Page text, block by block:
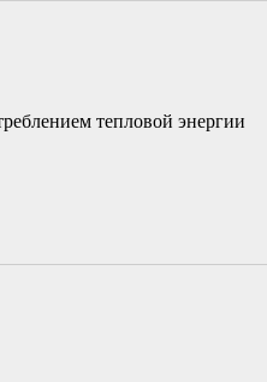
тепловой энергии